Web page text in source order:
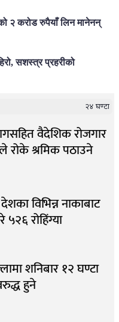
२ करोड रुपैयाँ लिन मानेनन्
सशस्त्र प्रहरीको
२४ घण्टा
वैदेशिक रोजगार
रोके श्रमिक पठाउने
विभिन्न नाकाबाट
रोहिंग्या
शनिबार १२ घण्टा
हुने